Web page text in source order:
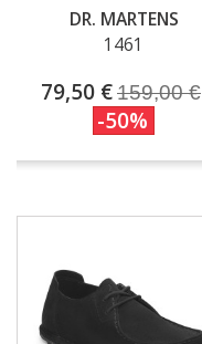
DR. MARTENS
1461
79,50 €159,00 €
-50%